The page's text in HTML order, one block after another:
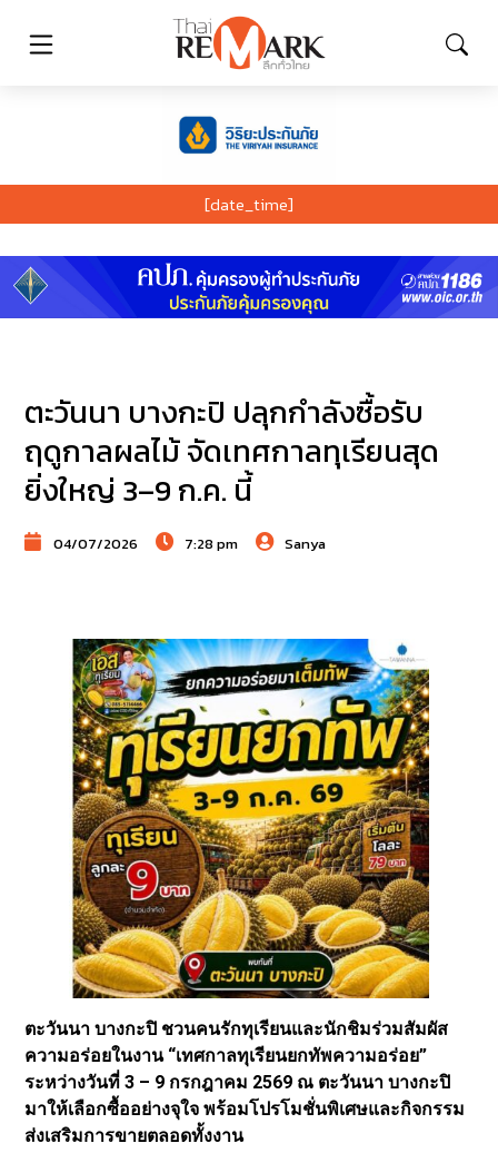
[date_time]
ตะวันนา บางกะปิ ปลุกกำลังซื้อรับ
ฤดูกาลผลไม้ จัดเทศกาลทุเรียนสุด
ยิ่งใหญ่ 3–9 ก.ค. นี้
04/07/2026 7:28 pm Sanya
ตะวันนา บางกะปิ ชวนคนรักทุเรียนและนักชิมร่วมสัมผัส
ความอร่อยในงาน “เทศกาลทุเรียนยกทัพความอร่อย”
ระหว่างวันที่ 3 – 9 กรกฎาคม 2569 ณ ตะวันนา บางกะปิ
มาให้เลือกซื้ออย่างจุใจ พร้อมโปรโมชั่นพิเศษและกิจกรรม
ส่งเสริมการขายตลอดทั้งงาน